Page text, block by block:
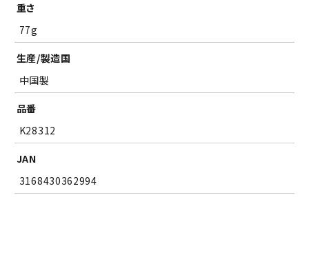
重さ
77g
生産/製造国
中国製
品番
K28312
JAN
3168430362994